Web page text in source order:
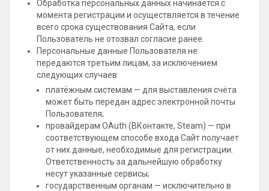
Обработка персональных данных начинается с
момента регистрации и осуществляется в течение
всего срока существования Сайта, если
Пользователь не отозвал согласие ранее.
Персональные данные Пользователя не
передаются третьим лицам, за исключением
следующих случаев:
платёжным системам — для выставления счёта
может быть передан адрес электронной почты
Пользователя;
провайдерам OAuth (ВКонтакте, Steam) — при
соответствующем способе входа Сайт получает
от них данные, необходимые для регистрации.
Ответственность за дальнейшую обработку
несут указанные сервисы;
государственным органам — исключительно в